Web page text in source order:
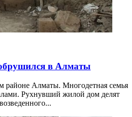
в Алматы
районе Алматы. Многодетная семья
Рухнувший жилой дом делят